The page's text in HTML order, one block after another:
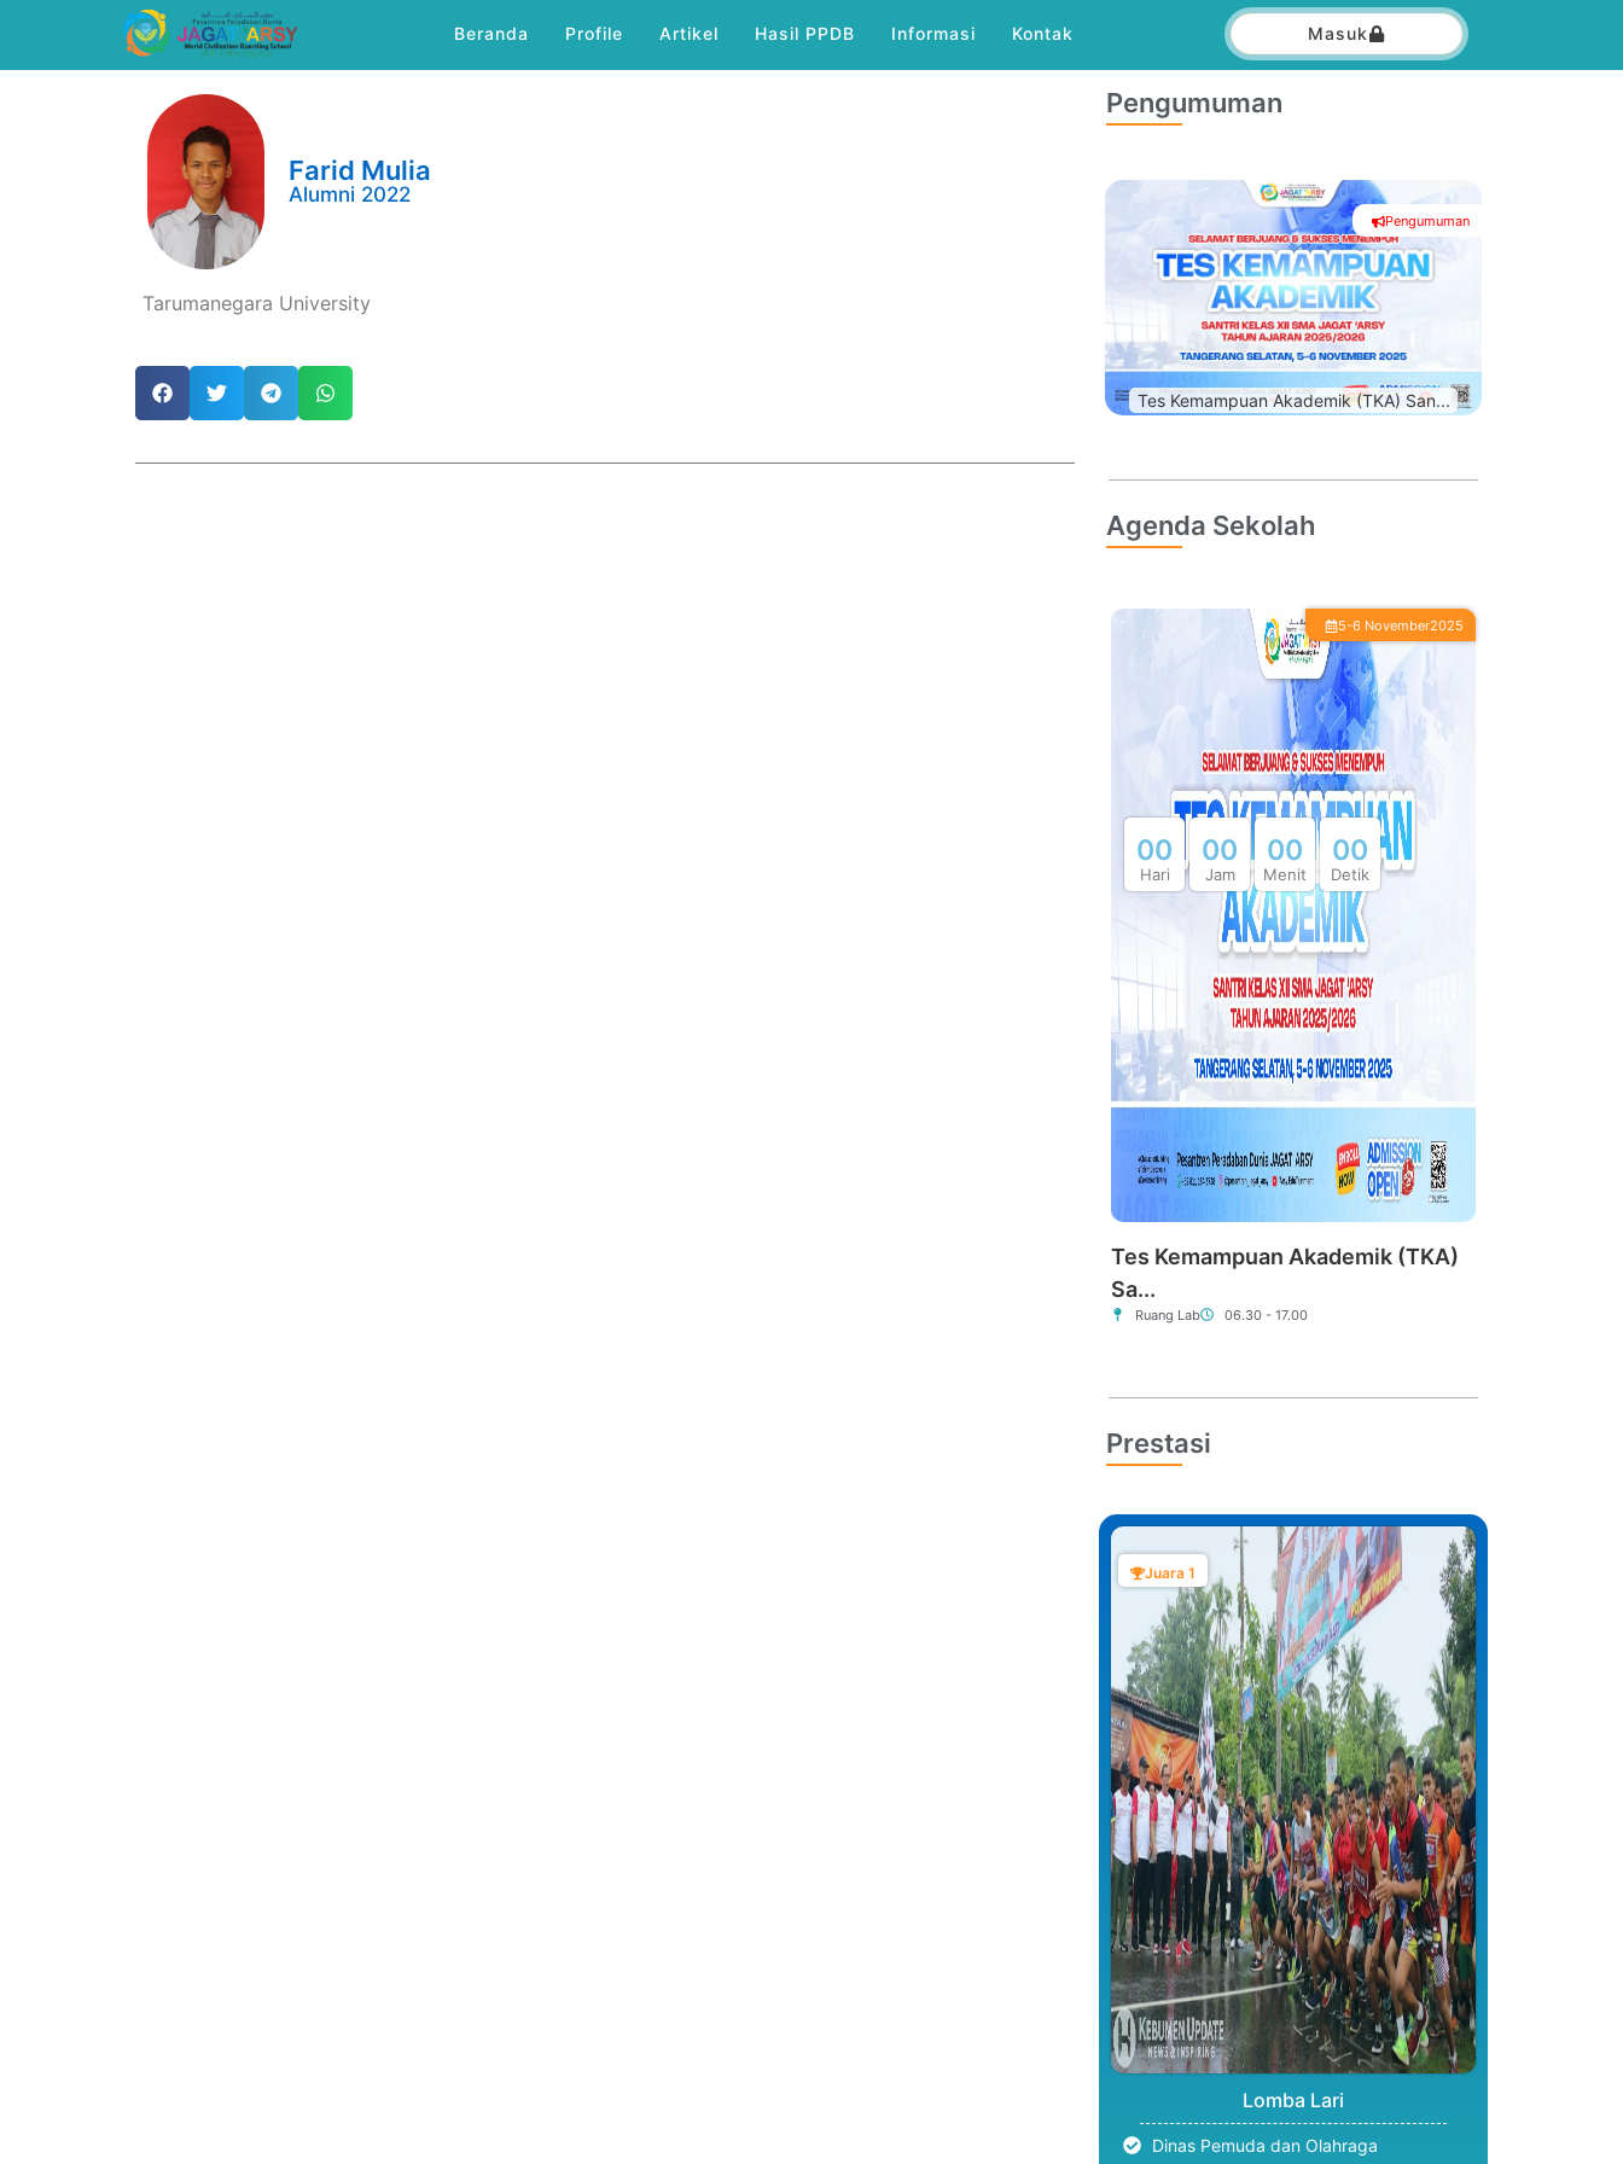
Beranda Profile Artikel Hasil PPDB Informasi Kontak Masuk
Farid Mulia
Alumni 2022
Tarumanegara University
Pengumuman
Pengumuman
Tes Kemampuan Akademik (TKA) San...
Agenda Sekolah
5-6 November2025
Tes Kemampuan Akademik (TKA)
Sa...
Ruang Lab 06.30 - 17.00
00
Hari
00
Jam
00
Menit
00
Detik
Prestasi
Juara 1
Lomba Lari
Dinas Pemuda dan Olahraga